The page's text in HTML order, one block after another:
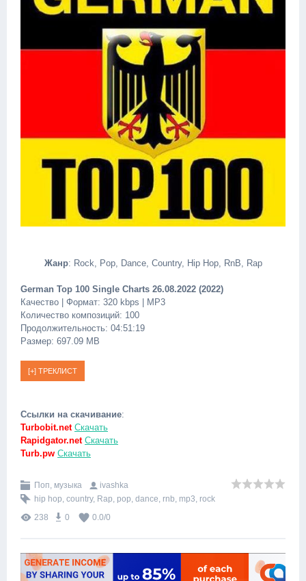
Жанр: Rock, Pop, Dance, Country, Hip Hop, RnB, Rap
German Top 100 Single Charts 26.08.2022 (2022)
Качество | Формат: 320 kbps | MP3
Количество композиций: 100
Продолжительность: 04:51:19
Размер: 697.09 MB
Ссылки на скачивание:
Turbobit.net Скачать
Rapidgator.net Скачать
Turb.pw Скачать
Поп, музыка
ivashka
hip hop, country, Rap, pop, dance, rnb, mp3, rock
238
0 0.0/0